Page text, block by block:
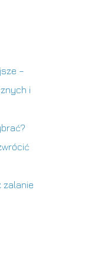
–
i
zalanie